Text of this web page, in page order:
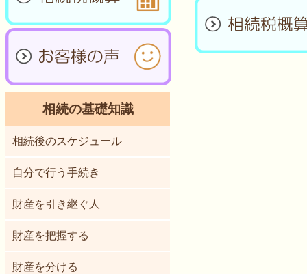
相続の基礎知識
相続後のスケジュール
自分で行う手続き
財産を引き継ぐ人
財産を把握する
財産を分ける